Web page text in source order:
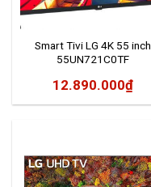
Smart Tivi LG 4K 55 inch
55UN721C0TF
12.890.000₫